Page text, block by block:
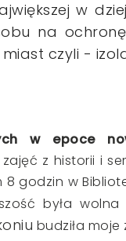
w
na
czyli -
w epoce
z historii i
8 godzin w
była wolna
budziła